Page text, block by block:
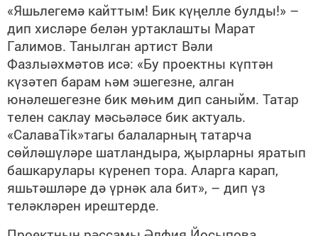
«Яшьлегемә кайттым! Бик күңелле булды!» –
дип хисләре белән уртаклашты Марат
Галимов. Танылган артист Вәли
Фазлыәхмәтов исә: «Бу проектны күптән
күзәтеп барам һәм эшегезне, алган
юнәлешегезне бик мөһим дип саныйм. Татар
телен саклау мәсьәләсе бик актуаль.
«СалаваTik»тагы балаларның татарча
сөйләшүләре шатландыра, җырларны яратып
башкарулары күренеп тора. Аларга карап,
яшьтәшләре дә үрнәк ала бит», – дип үз
теләкләрен ирештерде.